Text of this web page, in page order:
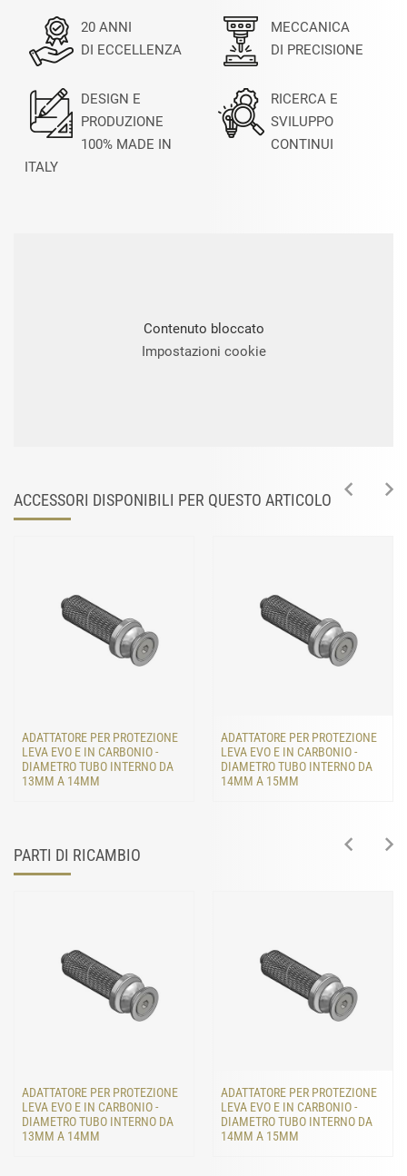
20 ANNI
DI ECCELLENZA
MECCANICA
DI PRECISIONE
DESIGN E
PRODUZIONE
100% MADE IN
ITALY
RICERCA E
SVILUPPO
CONTINUI
Contenuto bloccato
Impostazioni cookie
ACCESSORI DISPONIBILI PER QUESTO ARTICOLO
ADATTATORE PER PROTEZIONE
LEVA EVO E IN CARBONIO -
DIAMETRO TUBO INTERNO DA
13MM A 14MM
ADATTATORE PER PROTEZIONE
LEVA EVO E IN CARBONIO -
DIAMETRO TUBO INTERNO DA
14MM A 15MM
PARTI DI RICAMBIO
ADATTATORE PER PROTEZIONE
LEVA EVO E IN CARBONIO -
DIAMETRO TUBO INTERNO DA
13MM A 14MM
ADATTATORE PER PROTEZIONE
LEVA EVO E IN CARBONIO -
DIAMETRO TUBO INTERNO DA
14MM A 15MM